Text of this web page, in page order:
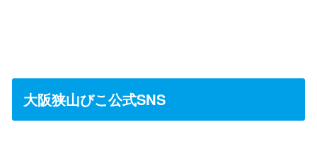
大阪狭山びこ公式SNS